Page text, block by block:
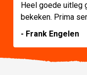
Heel goede uitleg
bekeken. Prima
- Frank Engelen